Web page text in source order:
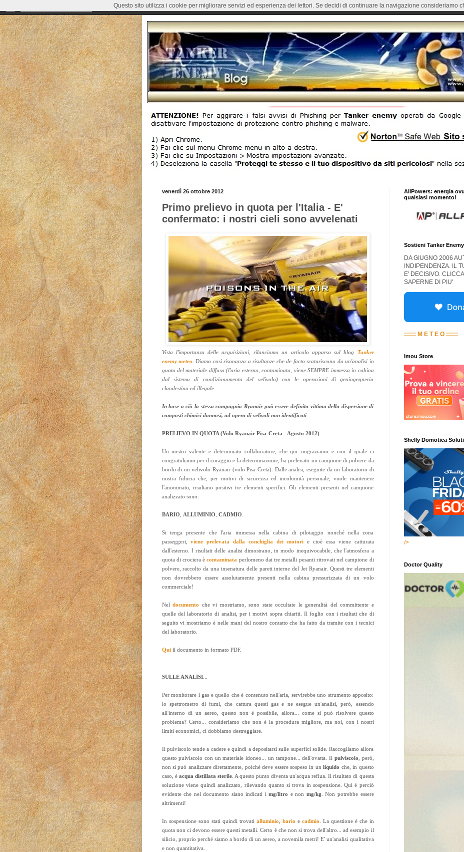
venerdì 26 ottobre 2012
Primo prelievo in quota per l'Italia - E'
confermato: i nostri cieli sono avvelenati
Vista l'importanza delle acquisizioni, rilanciamo un articolo apparso sul blog Tanker
enemy meteo . Diamo così risonanza a risultanze chede facto scaturiscono da un'analisi in
quota del materiale diffuso (l'aria esterna, contaminata, viene SEMPRE immessa in cabina
dal sistema di condizionamento del velivolo) con le operazioni di geoingegneria
clandestina ed illegale.
In base a ciò la stessa compagnia Ryanair può essere definita vittima della dispersione di
composti chimici dannosi, ad opera di velivoli non identificati.
PRELIEVO IN QUOTA (Volo Ryanair Pisa-Creta - Agosto 2012)
Un nostro valente e determinato collaboratore, che qui ringraziamo e con il quale ci
congratuliamo per il coraggio e la determinazione, ha prelevato un campione di polvere da
bordo di un velivolo Ryanair (volo Pisa-Creta). Dalle analisi, eseguite da un laboratorio di
nostra fiducia che, per motivi di sicurezza ed incolumità personale, vuole mantenere
l'anonimato, risultano positivi tre elementi specifici. Gli elementi presenti nel campione
analizzato sono:
BARIO ALLUMINIO CADMIO
Si tenga presente che l'aria immessa nella cabina di pilotaggio nonché nella zona
passeggeri,viene prelevata dalla conchiglia dei motori e cioè essa viene catturata
dall'esterno. I risultati delle analisi dimostrano, in modo inequivocabile, che l'atmosfera a
quota di crociera ècontaminata perlomeno dai tre metalli pesanti ritrovati nel campione di
polvere, raccolto da una insenatura delle pareti interne del Jet Ryanair. Questi tre elementi
non dovrebbero essere assolutamente presenti nella cabina pressurizzata di un volo
commerciale!
Nel documento che vi mostriamo, sono state occultate le generalità del committente e
quelle del laboratorio di analisi, per i motivi sopra chiariti. Il foglio con i risultati che di
seguito vi mostriamo è nelle mani del nostro contatto che ha fatto da tramite con i tecnici
del laboratorio.
Quiil documento in formato PDF.
SULLE ANALISI...
Per monitorare i gas e quello che è contenuto nell'aria, servirebbe uno strumento apposito:
lo spettrometro di fumi, che cattura questi gas e ne esegue un'analisi, però, essendo
all'interno di un aereo, questo non è possibile, allora... come si può risolvere questo
problema? Certo... consideriamo che non è la procedura migliore, ma noi, con i nostri
limiti economici, ci dobbiamo destreggiare.
Il pulviscolo tende a cadere e quindi a depositarsi sulle superfici solide. Raccogliamo allora
questo pulviscolo con un materiale idoneo... un tampone... dell'ovatta. Il pulviscolo , però,
non si può analizzare direttamente, poiché deve essere sospeso in unliquido che, in questo
caso, è acqua distillata sterile. A questo punto diventa un'acqua reflua. Il risultato di questa
soluzione viene quindi analizzato, rilevando quanto si trova in sospensione. Qui è perciò
evidente che nel documento siano indicati img/litro e non mg/kg . Non potrebbe essere
altrimenti!
In sospensione sono stati quindi trovati alluminio bario e cadmio . La questione è che in
quota non ci devono essere questi metalli. Certo è che non si trova dell'altro... ad esempio il
silicio, proprio perché siamo a bordo di un aereo, a novemila metri! E' un'analisi qualitativa
e non quantitativa.
AllPowers: energia
qualsiasi momento!
Sostieni Tanker Enemy
DA GIUGNO 2006
INDIPENDENZA. IL
E' DECISIVO. CLICCA
SAPERNE DI PIU'
:::::: M E T E O ::::::
Imou Store
Shelly Domotica
/>
Doctor Quality
Questo sito utilizza i cookie per migliorare servizi ed esperienza dei lettori. Se decidi di continuare la navigazione consideriamo